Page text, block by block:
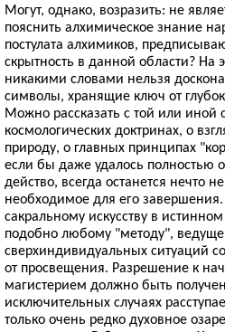
Могут, однако, возразить: не
пояснить алхимическое знание
постулата алхимиков,
скрытность в данной области? На
никакими словами нельзя
символы, хранящие ключ от
Можно рассказать с той или иной
космологических доктринах, о
природу, о главных принципах
если бы даже удалось полностью
действо, всегда останется нечто
необходимое для его
сакральному искусству в
подобно любому "методу",
сверхиндивидуальных ситуаций
от просвещения. Разрешение к
магистерием должно быть
исключительных случаях
только очень редко духовное